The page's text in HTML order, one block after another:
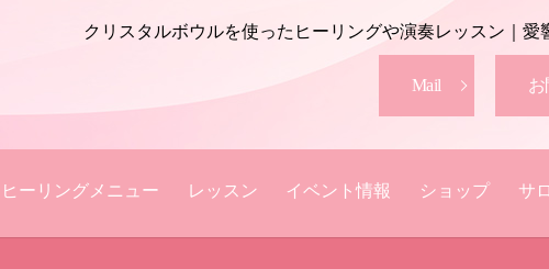
クリスタルボウルを使ったヒーリングや演奏レッスン｜愛
Mail
ヒーリングメニュー レッスン イベント情報 ショップ サ